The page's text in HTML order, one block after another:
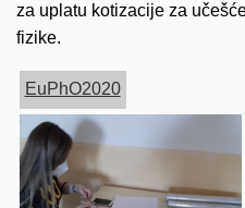
za uplatu kotizacije za
fizike.
EuPhO2020